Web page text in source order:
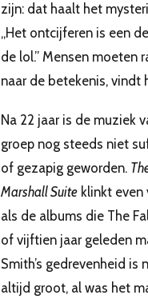
zijn: dat haalt het
,,Het ontcijferen is een
de lol.” Mensen moeten
naar de betekenis, vindt
Na 22 jaar is de muziek
groep nog steeds niet
of gezapig geworden.
Marshall Suite klinkt even
als de albums die The
of vijftien jaar geleden
Smith’s gedrevenheid is
altijd groot, al was het